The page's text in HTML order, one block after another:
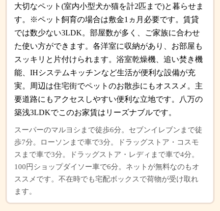
大切なペット(室内小型犬か猫を計2匹まで)と暮らせま
す。※ペット飼育の場合は敷金1ヵ月必要です。賃貸
では数少ない3LDK。部屋数が多く、ご家族に合わせ
た使い方ができます。各洋室に収納があり、お部屋も
スッキリと片付けられます。浴室乾燥機、追い焚き機
能、IHシステムキッチンなど生活が便利な設備が充
実。周辺は住宅街でペットのお散歩にもオススメ。主
要道路にもアクセスしやすい便利な立地です。八万の
築浅3LDKでこのお家賃はリーズナブルです。
スーパーのマルヨシまで徒歩6分。セブンイレブンまで徒
歩7分。ローソンまで車で3分。ドラッグストア・コスモ
スまで車で3分。ドラッグストア・レディまで車で4分。
100円ショップダイソー車で6分。ネットが無料なのもオ
ススメです。不在時でも宅配ボックスで荷物が受け取れ
ます。